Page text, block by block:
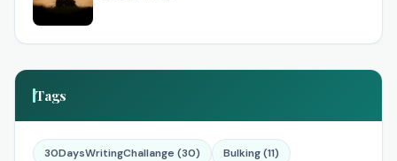
Tags
30DaysWritingChallange (30) Bulking (11)